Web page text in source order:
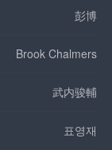
彭博
Brook Chalmers
武内骏輔
표영재